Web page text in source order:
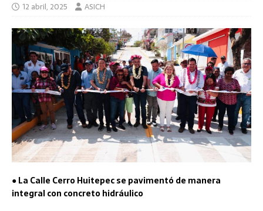
12 abril, 2025 ASICH
● La Calle Cerro Huitepec se pavimentó de manera
integral con concreto hidráulico